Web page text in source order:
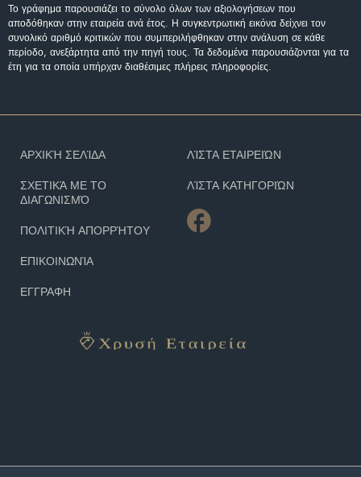
Το γράφημα παρουσιάζει το σύνολο όλων των αξιολογήσεων που
αποδόθηκαν στην εταιρεία ανά έτος. Η συγκεντρωτική εικόνα δείχνει τον
συνολικό αριθμό κριτικών που συμπεριλήφθηκαν στην ανάλυση σε κάθε
περίοδο, ανεξάρτητα από την πηγή τους. Τα δεδομένα παρουσιάζονται για τα
έτη για τα οποία υπήρχαν διαθέσιμες πλήρεις πληροφορίες.
ΑΡΧΙΚΉ ΣΕΛΊΔΑ
ΣΧΕΤΙΚΆ ΜΕ ΤΟ
ΔΙΑΓΩΝΙΣΜΌ
ΠΟΛΙΤΙΚΉ ΑΠΟΡΡΉΤΟΥ
ΕΠΙΚΟΙΝΩΝΊΑ
ΕΓΓΡΑΦΗ
ΛΊΣΤΑ ΕΤΑΙΡΕΙΏΝ
ΛΊΣΤΑ ΚΑΤΗΓΟΡΙΏΝ